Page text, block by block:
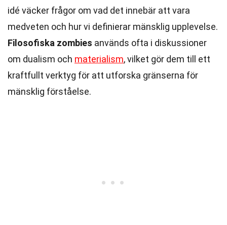
idé väcker frågor om vad det innebär att vara
medveten och hur vi definierar mänsklig upplevelse.
Filosofiska zombies används ofta i diskussioner
om dualism och materialism, vilket gör dem till ett
kraftfullt verktyg för att utforska gränserna för
mänsklig förståelse.